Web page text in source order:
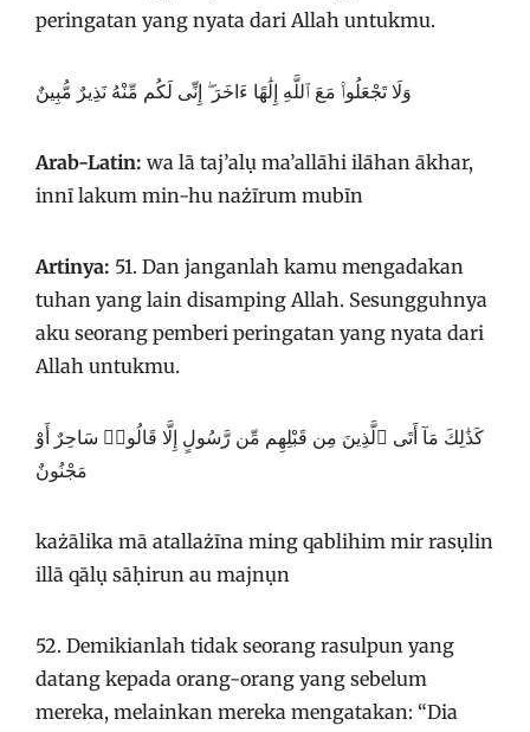
peringatan yang nyata dari Allah untukmu.
وَلَا تَجْعَلُوا۟ مَعَ ٱللَّهِ إِلَٰهًا ءَاخَرَ ۖ إِنِّى لَكُم مِّنْهُ نَذِيرٌ مُّبِينٌ
Arab-Latin: wa lā taj’alụ ma’allāhi ilāhan ākhar,
innī lakum min-hu nażīrum mubīn
Artinya: 51. Dan janganlah kamu mengadakan
tuhan yang lain disamping Allah. Sesungguhnya
aku seorang pemberi peringatan yang nyata dari
Allah untukmu.
كَذَٰلِكَ مَآ أَتَى ٱلَّذِينَ مِن قَبْلِهِم مِّن رَّسُولٍ إِلَّا قَالُوا۟ سَاحِرٌ أَوْ
مَجْنُونٌ
każālika mā atallażīna ming qablihim mir rasụlin
illā qālụ sāḥirun au majnụn
52. Demikianlah tidak seorang rasulpun yang
datang kepada orang-orang yang sebelum
mereka, melainkan mereka mengatakan: “Dia